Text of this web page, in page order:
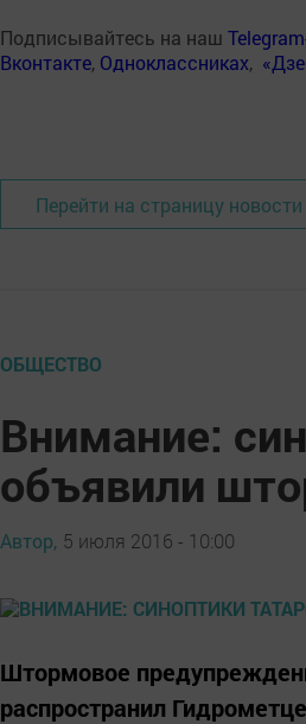
Подписывайтесь на наш
Вконтакте, Одноклассниках,
Перейти на страницу новости
ОБЩЕСТВО
Внимание:
объявили
Автор, 5 июля 2016 - 10:00
Штормовое
распространил